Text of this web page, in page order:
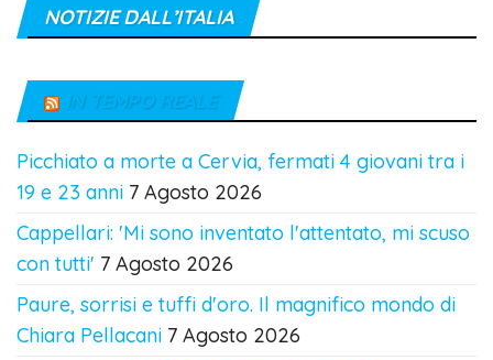
NOTIZIE DALL’ITALIA
IN TEMPO REALE
Picchiato a morte a Cervia, fermati 4 giovani tra i
19 e 23 anni 7 Agosto 2026
Cappellari: 'Mi sono inventato l'attentato, mi scuso
con tutti' 7 Agosto 2026
Paure, sorrisi e tuffi d'oro. Il magnifico mondo di
Chiara Pellacani 7 Agosto 2026